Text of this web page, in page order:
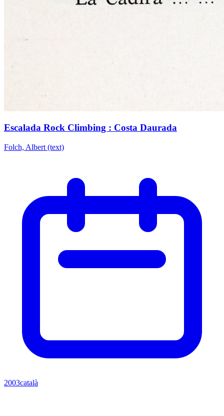
Escalada Rock Climbing : Costa Daurada
Folch, Albert (text)
2003català